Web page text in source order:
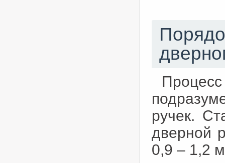
ручек.
дверной
0,9 – 1,2